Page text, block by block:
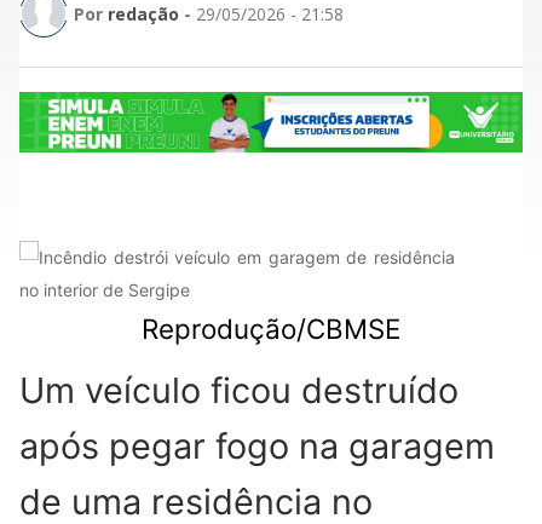
Por redação - 29/05/2026 - 21:58
Reprodução/CBMSE
Um veículo ficou destruído
após pegar fogo na garagem
de uma residência no